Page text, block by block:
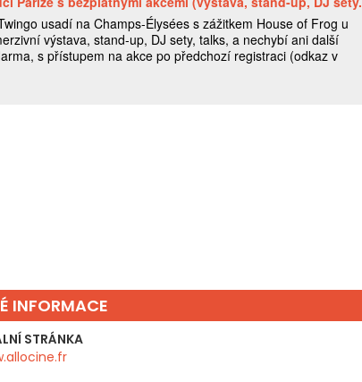
INFORMACE
STRÁNKA